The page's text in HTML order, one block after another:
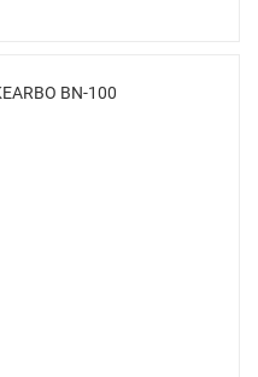
BN-100